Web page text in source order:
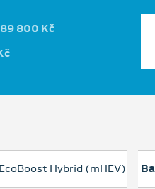
800 Kč
Hybrid (mHEV)